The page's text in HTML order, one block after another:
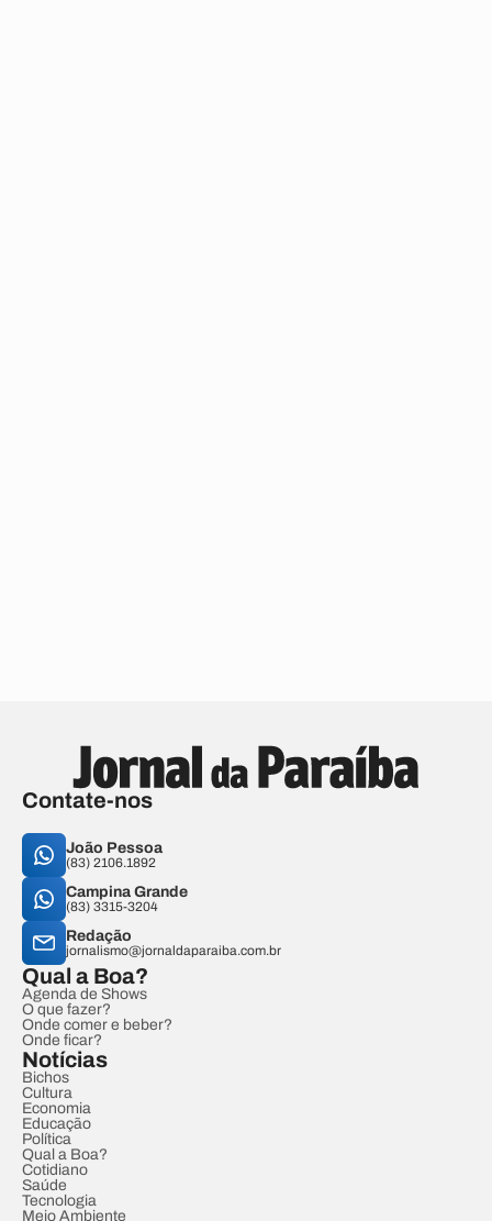
Contate-nos
João Pessoa
(83) 2106.1892
Campina Grande
(83) 3315-3204
Redação
jornalismo@jornaldaparaiba.com.br
Qual a Boa?
Agenda de Shows
O que fazer?
Onde comer e beber?
Onde ficar?
Notícias
Bichos
Cultura
Economia
Educação
Política
Qual a Boa?
Cotidiano
Saúde
Tecnologia
Meio Ambiente